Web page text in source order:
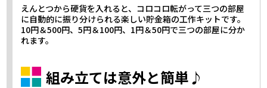
えんとつから硬貨を入れると、コロコロ転がって三つの部屋
に自動的に振り分けられる楽しい貯金箱の工作キットです。
10円＆500円、5円＆100円、1円＆50円で三つの部屋に分か
れます。
組み立ては意外と簡単♪